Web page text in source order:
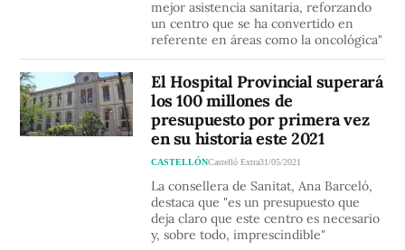
mejor asistencia sanitaria, reforzando
un centro que se ha convertido en
referente en áreas como la oncológica"
El Hospital Provincial superará
los 100 millones de
presupuesto por primera vez
en su historia este 2021
CASTELLÓNCastelló Extra31/05/2021
La consellera de Sanitat, Ana Barceló,
destaca que "es un presupuesto que
deja claro que este centro es necesario
y, sobre todo, imprescindible"